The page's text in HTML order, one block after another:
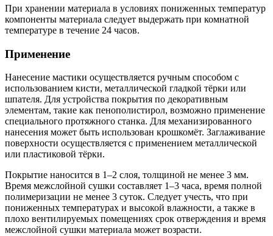
При хранении материала в условиях пониженных температур
компоненты материала следует выдержать при комнатной
температуре в течение 24 часов.
Применение
Нанесение мастики осуществляется ручным способом с
использованием кисти, металлической гладкой тёрки или
шпателя. Для устройства покрытия по декоративным
элементам, такие как пенополистирол, возможно применение
специального протяжного станка. Для механизированного
нанесения может быть использован крошкомёт. Заглаживание
поверхности осуществляется с применением металлической
или пластиковой тёрки.
Покрытие наносится в 1–2 слоя, толщиной не менее 3 мм.
Время межслойной сушки составляет 1–3 часа, время полной
полимеризации не менее 3 суток. Следует учесть, что при
пониженных температурах и высокой влажности, а также в
плохо вентилируемых помещениях срок отверждения и время
межслойной сушки материала может возрасти.